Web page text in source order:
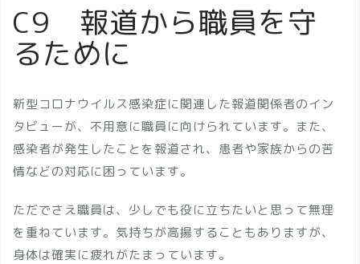
C9 報道から職員を守
るために
新型コロナウイルス感染症に関連した報道関係者のイン
タビューが、不用意に職員に向けられています。また、
感染者が発生したことを報道され、患者や家族からの苦
情などの対応に困っています。
ただでさえ職員は、少しでも役に立ちたいと思って無理
を重ねています。気持ちが高揚することもありますが、
身体は確実に疲れがたまっています。